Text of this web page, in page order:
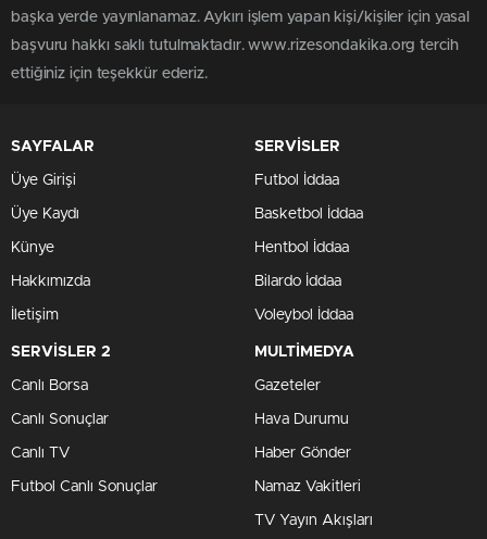
başka yerde yayınlanamaz. Aykırı işlem yapan kişi/kişiler için yasal
başvuru hakkı saklı tutulmaktadır. www.rizesondakika.org tercih
ettiğiniz için teşekkür ederiz.
SAYFALAR
Üye Girişi
Üye Kaydı
Künye
Hakkımızda
İletişim
SERVİSLER
Futbol İddaa
Basketbol İddaa
Hentbol İddaa
Bilardo İddaa
Voleybol İddaa
SERVİSLER 2
Canlı Borsa
Canlı Sonuçlar
Canlı TV
Futbol Canlı Sonuçlar
MULTİMEDYA
Gazeteler
Hava Durumu
Haber Gönder
Namaz Vakitleri
TV Yayın Akışları